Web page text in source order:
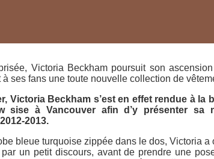
Victoria Beckham poursuit son
ses fans une toute nouvelle collection de
Victoria Beckham s’est en effet rendue à la
sise à Vancouver afin d’y présenter sa
2013.
bleue turquoise zippée dans le dos, Victoria a
un petit discours, avant de prendre une